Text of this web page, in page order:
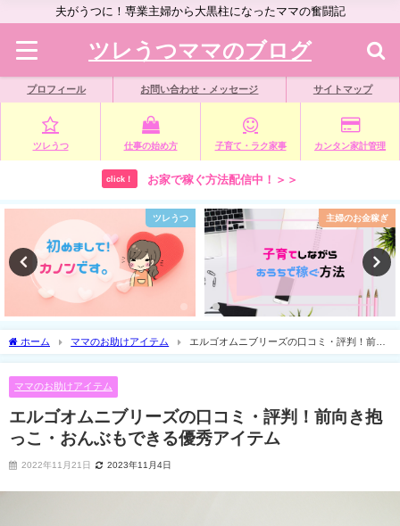
夫がうつに！専業主婦から大黒柱になったママの奮闘記
ツレうつママのブログ
プロフィール お問い合わせ・メッセージ サイトマップ
ツレうつ 仕事の始め方 子育て・ラク家事 カンタン家計管理
click！ お家で稼ぐ方法配信中！＞＞
主婦のお金稼ぎ ママのお助けアイテ
ホーム ママのお助けアイテム
エルゴオムニブリーズの口コミ・評判！前向
き抱っこ・おんぶもできる優秀アイテム
ママのお助けアイテム
エルゴオムニブリーズの口コミ・評判！前向き抱
っこ・おんぶもできる優秀アイテム
2022年11月21日 2023年11月4日